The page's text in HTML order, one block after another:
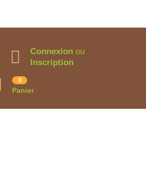
Connexion ou
Inscription
0
Panier